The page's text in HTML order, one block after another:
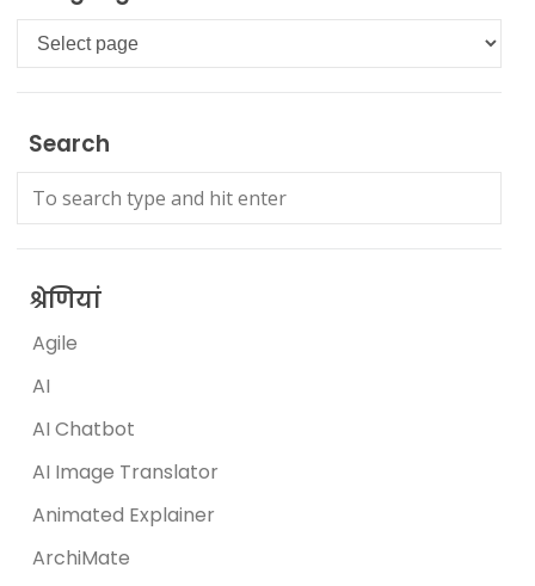
Languages
Search
श्रेणियां
Agile
AI
AI Chatbot
AI Image Translator
Animated Explainer
ArchiMate